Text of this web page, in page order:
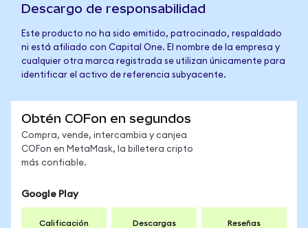
Descargo de responsabilidad
Este producto no ha sido emitido, patrocinado, respaldado
ni está afiliado con Capital One. El nombre de la empresa y
cualquier otra marca registrada se utilizan únicamente para
identificar el activo de referencia subyacente.
Obtén COFon en segundos
Compra, vende, intercambia y canjea
COFon en MetaMask, la billetera cripto
más confiable.
Google Play
Calificación Descargas Reseñas